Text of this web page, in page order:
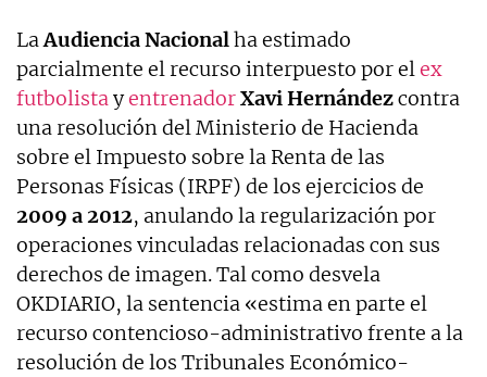
LaAudiencia Nacionalha estimado
parcialmente el recurso interpuesto por elex
futbolistayentrenadorXavi Hernándezcontra
una resolución del Ministerio de Hacienda
sobre el Impuesto sobre la Renta de las
Personas Físicas (IRPF) de los ejercicios de
2009 a 2012, anulando la regularización por
operaciones vinculadas relacionadas con sus
derechos de imagen. Tal como desvela
OKDIARIO, la sentencia «estima en parte el
recurso contencioso-administrativo frente a la
resolución de los Tribunales Económico-